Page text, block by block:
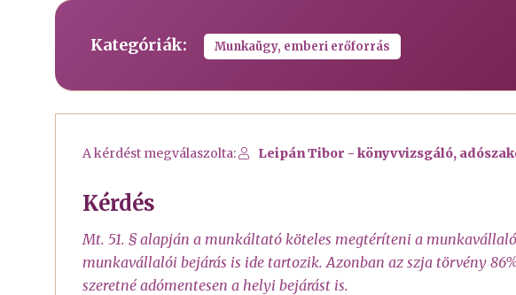
Kategóriák: Munkaügy, emberi erőforrás
A kérdést megválaszolta: Leipán Tibor - könyvvizsgáló,
Kérdés
Mt. 51. § alapján a munkáltató köteles megtéríteni a
munkavállalói bejárás is ide tartozik. Azonban az szja törvény
szeretné adómentesen a helyi bejárást is.